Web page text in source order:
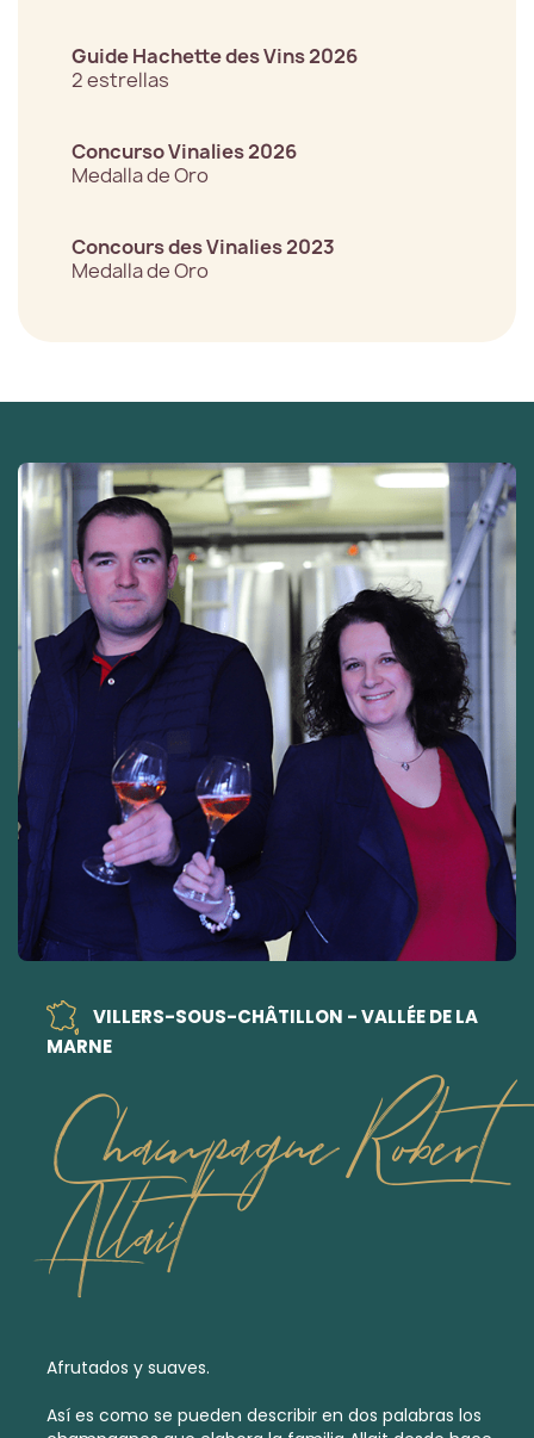
Guide Hachette des Vins 2026
2 estrellas
Concurso Vinalies 2026
Medalla de Oro
Concours des Vinalies 2023
Medalla de Oro
VILLERS-SOUS-CHÂTILLON - VALLÉE DE LA
MARNE
Champagne Robert
Allait
Afrutados y suaves.
Así es como se pueden describir en dos palabras los